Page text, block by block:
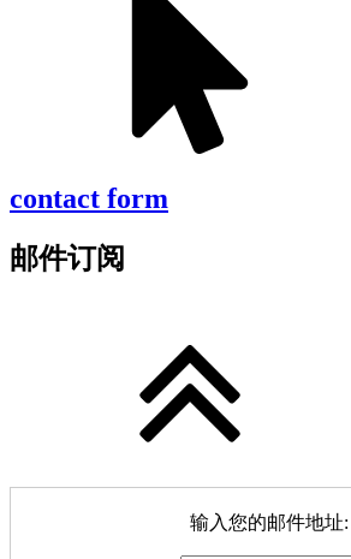
contact form
邮件订阅
输入您的邮件地址: